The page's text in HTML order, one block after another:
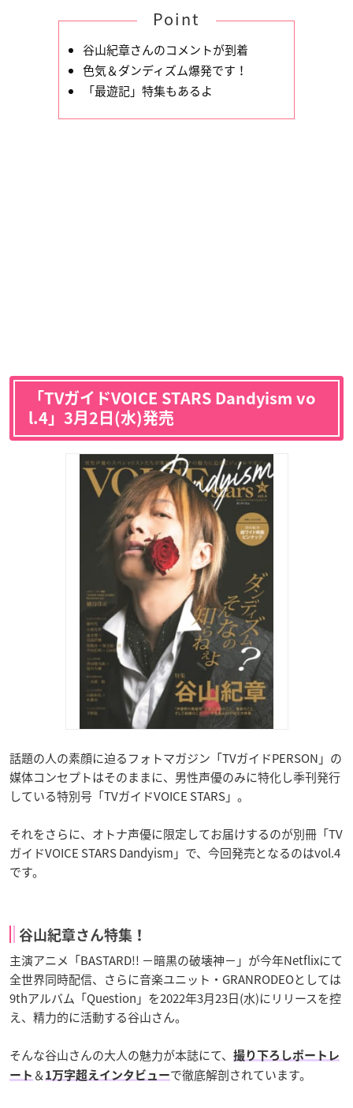
Point
谷山紀章さんのコメントが到着
色気＆ダンディズム爆発です！
「最遊記」特集もあるよ
「TVガイドVOICE STARS Dandyism vo
l.4」3月2日(水)発売
話題の人の素顔に迫るフォトマガジン「TVガイドPERSON」の
媒体コンセプトはそのままに、男性声優のみに特化し季刊発行
している特別号「TVガイドVOICE STARS」。
それをさらに、オトナ声優に限定してお届けするのが別冊「TV
ガイドVOICE STARS Dandyism」で、今回発売となるのはvol.4
です。
谷山紀章さん特集！
主演アニメ「BASTARD!! －暗黒の破壊神－」が今年Netflixにて
全世界同時配信、さらに音楽ユニット・GRANRODEOとしては
9thアルバム「Question」を2022年3月23日(水)にリリースを控
え、精力的に活動する谷山さん。
そんな谷山さんの大人の魅力が本誌にて、
撮り下ろしポートレ
ート ＆ 1万字超えインタビューで徹底解剖されています。